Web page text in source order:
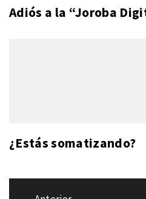
Adiós a la “Joroba
¿Estás somatizando?
Navegación